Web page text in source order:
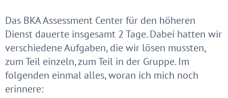
Das BKA Assessment Center für den höheren
Dienst dauerte insgesamt 2 Tage. Dabei hatten wir
verschiedene Aufgaben, die wir lösen mussten,
zum Teil einzeln, zum Teil in der Gruppe. Im
folgenden einmal alles, woran ich mich noch
erinnere: